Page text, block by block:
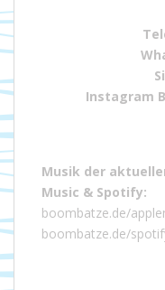
Instagram
Musik der
Music & Spotify:
boombatze.de/
boombatze.de/